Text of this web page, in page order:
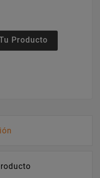
Producto